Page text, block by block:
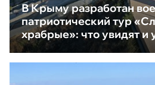
В Крыму разработан
патриотический тур
храбрые»: что увидят и